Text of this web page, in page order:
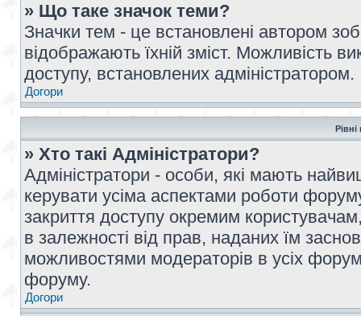
» Що таке значок теми?
Значки тем - це встановлені автором
відображають їхній зміст. Можливість
доступу, встановлених адміністратором.
Догори
Рівні
» Хто такі Адміністратори?
Адміністратори - особи, які мають
керувати усіма аспектами роботи
закриття доступу окремим
в залежності від прав, наданих їм
можливостями модераторів в усіх
форуму.
Догори